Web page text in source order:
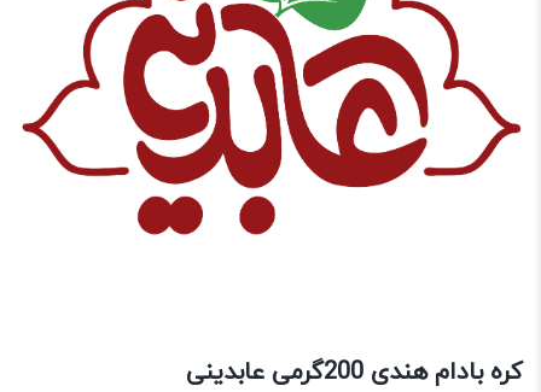
کره بادام هندی 200گرمی عابدینی